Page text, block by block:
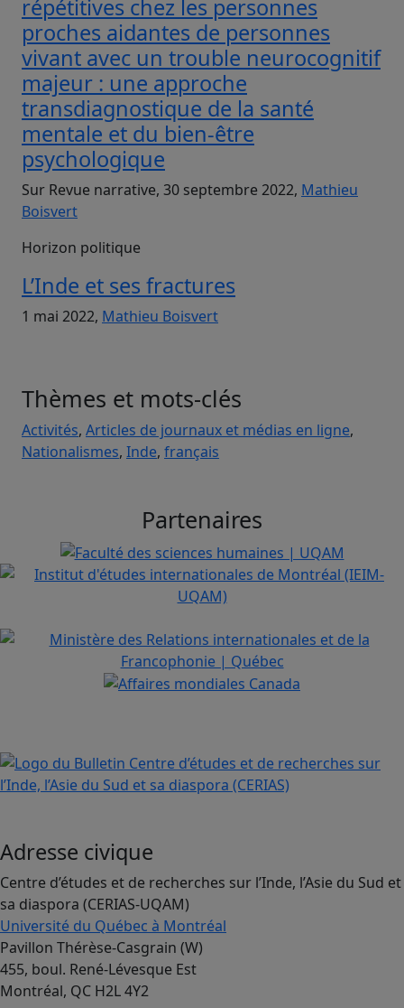
répétitives chez les personnes
proches aidantes de personnes
vivant avec un trouble neurocognitif
majeur : une approche
transdiagnostique de la santé
mentale et du bien-être
psychologique
Sur Revue narrative, 30 septembre 2022, Mathieu
Boisvert
Horizon politique
L’Inde et ses fractures
1 mai 2022, Mathieu Boisvert
Thèmes et mots-clés
Activités, Articles de journaux et médias en ligne,
Nationalismes, Inde, français
Partenaires
Adresse civique
Centre d’études et de recherches sur l’Inde, l’Asie du Sud et
sa diaspora (CERIAS-UQAM)
Université du Québec à Montréal
Pavillon Thérèse-Casgrain (W)
455, boul. René-Lévesque Est
Montréal, QC H2L 4Y2